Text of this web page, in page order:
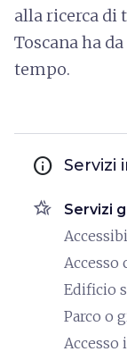
alla ricerca di
Toscana ha
tempo.
info Servizi
hotel_class Servizi
Accesso
Edificio
Parco o